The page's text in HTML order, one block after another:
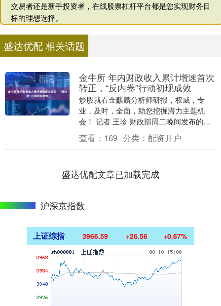
交易者还是新手投资者，在线股票杠杆平台都是您实现财务目
标的理想选择。
盛达优配 相关话题
金牛所 年内财政收入累计增速首次
转正，“反内卷”行动初现成效
炒股就看金麒麟分析师研报，权威，专
业，及时，全面，助您挖掘潜力主题机
会！ 记者 王珍 财政部周二晚间发布的数
据显示，1-7月，全国一般公共预算收入
135839亿....
查看： 169 分类： 配资开户
盛达优配文章已加载完成
沪深京指数
上证综指 3966.59 +26.56 +0.67%